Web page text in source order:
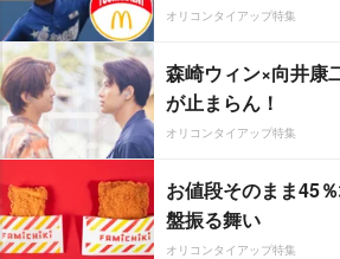
オリコンタイアップ特集
森崎ウィン×向井康
が止まらん！
オリコンタイアップ特集
お値段そのまま45
盤振る舞い
オリコンタイアップ特集